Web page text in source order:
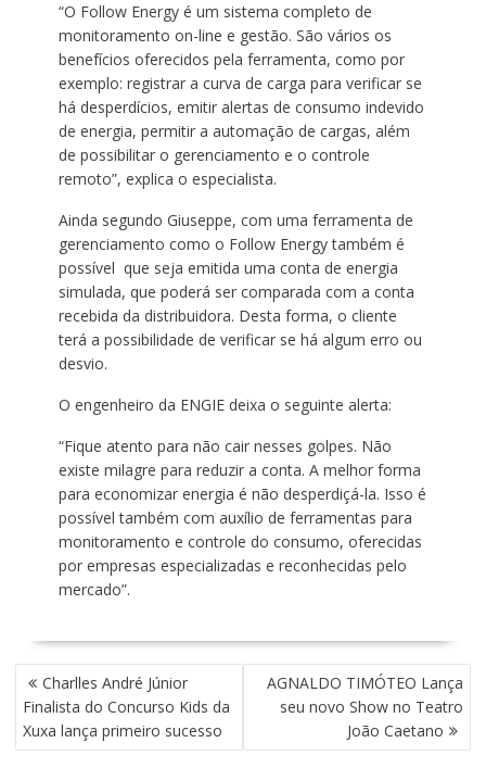
“O Follow Energy é um sistema completo de
monitoramento on-line e gestão. São vários os
benefícios oferecidos pela ferramenta, como por
exemplo: registrar a curva de carga para verificar se
há desperdícios, emitir alertas de consumo indevido
de energia, permitir a automação de cargas, além
de possibilitar o gerenciamento e o controle
remoto”, explica o especialista.
Ainda segundo Giuseppe, com uma ferramenta de
gerenciamento como o Follow Energy também é
possível que seja emitida uma conta de energia
simulada, que poderá ser comparada com a conta
recebida da distribuidora. Desta forma, o cliente
terá a possibilidade de verificar se há algum erro ou
desvio.
O engenheiro da ENGIE deixa o seguinte alerta:
“Fique atento para não cair nesses golpes. Não
existe milagre para reduzir a conta. A melhor forma
para economizar energia é não desperdiçá-la. Isso é
possível também com auxílio de ferramentas para
monitoramento e controle do consumo, oferecidas
por empresas especializadas e reconhecidas pelo
mercado”.
N
A
V
E
Charlles André Júnior
Finalista do Concurso Kids da
Xuxa lança primeiro sucesso
AGNALDO TIMÓTEO Lança
seu novo Show no Teatro
João Caetano